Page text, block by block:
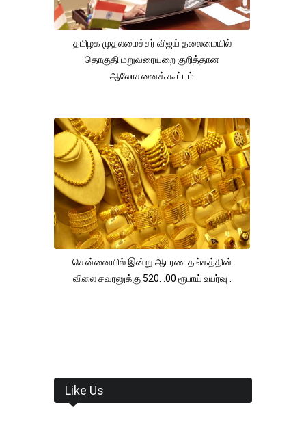
தமிழக முதலமைச்சர் விஜய் தலைமையில்
தொகுதி மறுவரையறை குறித்தான
ஆலோசனைக் கூட்டம்
சென்னையில் இன்று ஆபரண தங்கத்தின்
விலை சவரனுக்கு 520. .00 ரூபாய் உயர்வு .
Like Us